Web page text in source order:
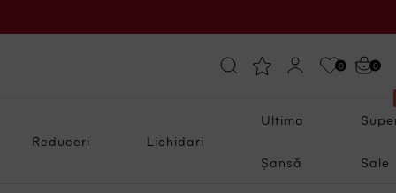
0 0
Reduceri Lichidari
Ultima
Șansă Sale